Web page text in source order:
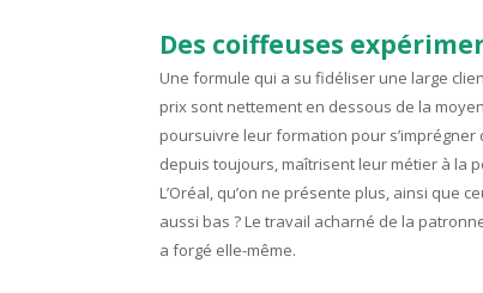
Des coiffeuses
Une formule qui a su fidéliser une large
prix sont nettement en dessous de la
poursuivre leur formation pour
depuis toujours, maîtrisent leur métier à la
L’Oréal, qu’on ne présente plus, ainsi que
aussi bas ? Le travail acharné de la
a forgé elle-même.